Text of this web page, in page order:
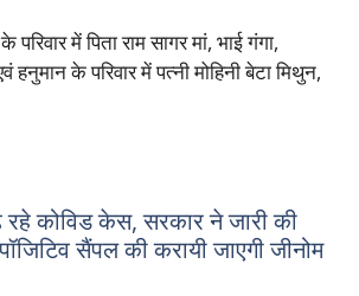
में पिता राम सागर मां, भाई गंगा,
के परिवार में पत्नी मोहिनी बेटा मिथुन,
रहे कोविड केस, सरकार ने जारी की
सैंपल की करायी जाएगी जीनोम